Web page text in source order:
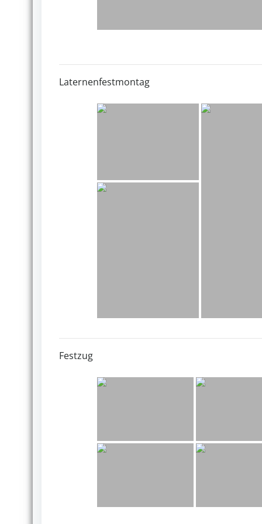
Laternenfestmontag
Festzug